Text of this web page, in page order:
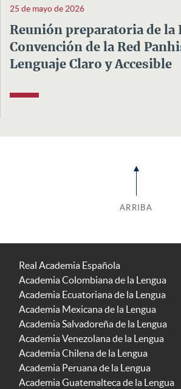
25 de mayo de 2026
Reunión preparatoria de la
Convención de la Red
Lenguaje Claro y Accesible
ARRIBA
Real Academia Española
Academia Colombiana de la Lengua
Academia Ecuatoriana de la Lengua
Academia Mexicana de la Lengua
Academia Salvadoreña de la Lengua
Academia Venezolana de la Lengua
Academia Chilena de la Lengua
Academia Peruana de la Lengua
Academia Guatemalteca de la Lengua